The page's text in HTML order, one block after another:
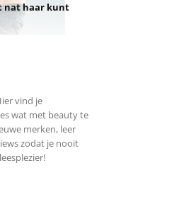
nat haar kunt
vind je
wat met beauty te
merken, leer
zodat je nooit